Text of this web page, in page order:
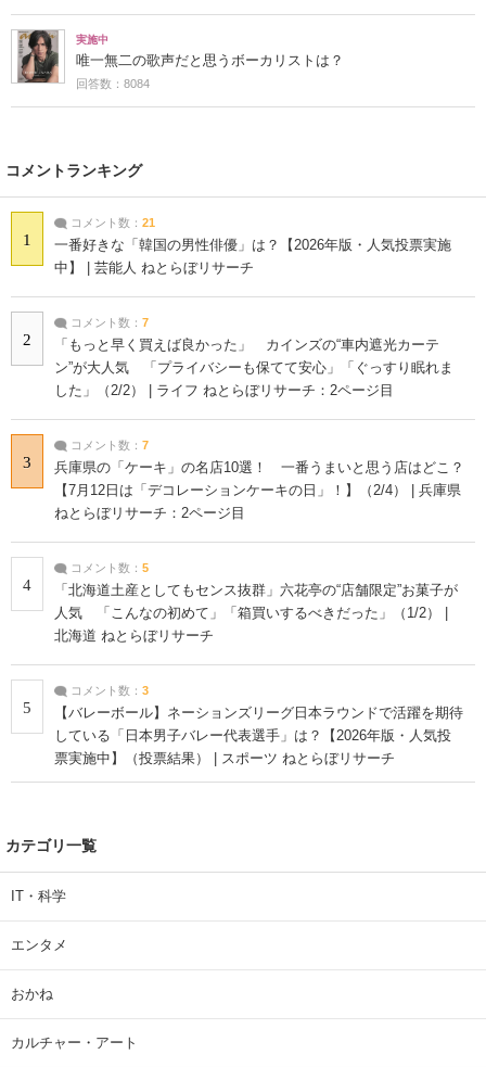
実施中
唯一無二の歌声だと思うボーカリストは？
回答数：8084
コメントランキング
1
コメント数： 21
一番好きな「韓国の男性俳優」は？【2026年版・人気投票実施
中】 | 芸能人 ねとらぼリサーチ
2
コメント数： 7
「もっと早く買えば良かった」 カインズの“車内遮光カーテ
ン”が大人気 「プライバシーも保てて安心」「ぐっすり眠れま
した」（2/2） | ライフ ねとらぼリサーチ：2ページ目
3
コメント数： 7
兵庫県の「ケーキ」の名店10選！ 一番うまいと思う店はどこ？
【7月12日は「デコレーションケーキの日」！】（2/4） | 兵庫県
ねとらぼリサーチ：2ページ目
4
コメント数： 5
「北海道土産としてもセンス抜群」六花亭の“店舗限定”お菓子が
人気 「こんなの初めて」「箱買いするべきだった」（1/2） |
北海道 ねとらぼリサーチ
5
コメント数： 3
【バレーボール】ネーションズリーグ日本ラウンドで活躍を期待
している「日本男子バレー代表選手」は？【2026年版・人気投
票実施中】（投票結果） | スポーツ ねとらぼリサーチ
カテゴリ一覧
IT・科学
エンタメ
おかね
カルチャー・アート